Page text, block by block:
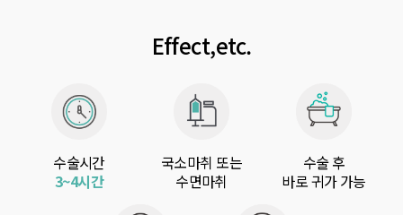
Effect,etc.
수술시간
3~4시간
국소마취 또는
수면마취
수술 후
바로 귀가 가능